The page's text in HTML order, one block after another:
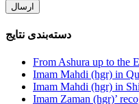
دسته‌بندی نتایج
From Ashura up to the
Imam Mahdi (hgr) in
Imam Mahdi (hgr) in
Imam Zaman (hgr)’